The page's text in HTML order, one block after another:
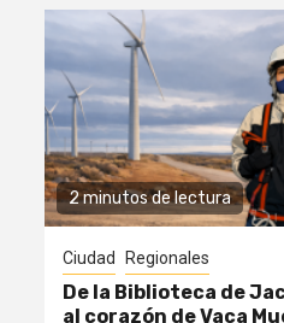
2 minutos de lectura
Ciudad Regionales
De la Biblioteca de
al corazón de Vaca